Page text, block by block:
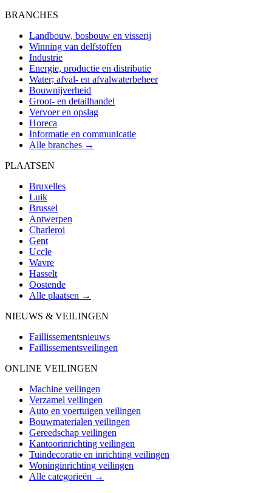
BRANCHES
Landbouw, bosbouw en visserij
Winning van delfstoffen
Industrie
Energie, productie en distributie
Water; afval- en afvalwaterbeheer
Bouwnijverheid
Groot- en detailhandel
Vervoer en opslag
Horeca
Informatie en communicatie
Alle branches →
PLAATSEN
Bruxelles
Luik
Brussel
Antwerpen
Charleroi
Gent
Uccle
Wavre
Hasselt
Oostende
Alle plaatsen →
NIEUWS & VEILINGEN
Faillissementsnieuws
Faillissementsveilingen
ONLINE VEILINGEN
Machine veilingen
Verzamel veilingen
Auto en voertuigen veilingen
Bouwmaterialen veilingen
Gereedschap veilingen
Kantoorinrichting veilingen
Tuindecoratie en inrichting veilingen
Woninginrichting veilingen
Alle categorieën →